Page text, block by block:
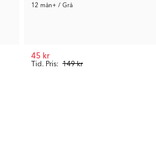
12 mån+ / Grå
Tid. Pris: 149 kr
45 kr